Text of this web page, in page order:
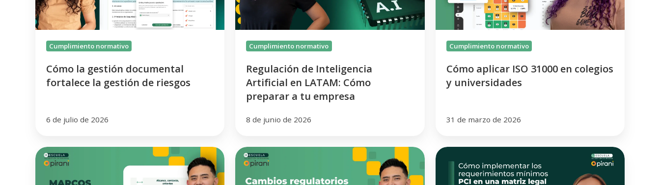
gestión
de
riesgos
Cumplimiento normativo
Cómo la gestión documental
fortalece la gestión de riesgos
6 de julio de 2026
Cómo
preparar
a
Cumplimiento normativo
Regulación de Inteligencia
Artificial en LATAM: Cómo
preparar a tu empresa
8 de junio de 2026
universidades
Cumplimiento normativo
Cómo aplicar ISO 31000 en colegios
y universidades
31 de marzo de 2026
ISO
31000,
Cambio
regulatorio:
qué
Cómo
implementar